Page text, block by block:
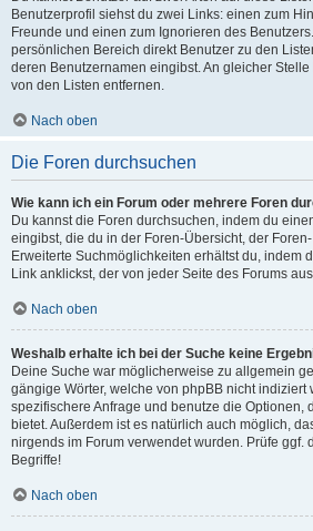
Benutzerprofil siehst du zwei Links: einen zum
Freunde und einen zum Ignorieren des
persönlichen Bereich direkt Benutzer zu den
deren Benutzernamen eingibst. An gleicher
von den Listen entfernen.
Nach oben
Die Foren durchsuchen
Wie kann ich ein Forum oder mehrere Foren
Du kannst die Foren durchsuchen, indem du
eingibst, die du in der Foren-Übersicht, der
Erweiterte Suchmöglichkeiten erhältst du, indem
Link anklickst, der von jeder Seite des Forums
Nach oben
Weshalb erhalte ich bei der Suche keine
Deine Suche war möglicherweise zu allgemein
gängige Wörter, welche von phpBB nicht indiziert
spezifischere Anfrage und benutze die Optionen,
bietet. Außerdem ist es natürlich auch möglich,
nirgends im Forum verwendet wurden. Prüfe ggf.
Begriffe!
Nach oben